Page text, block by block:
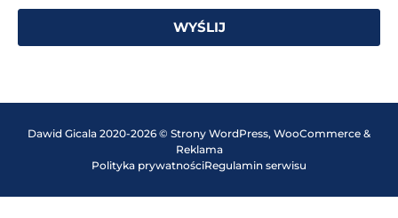
WYŚLIJ
Dawid Gicala 2020-2026 © Strony WordPress, WooCommerce &
Reklama
Polityka prywatnościRegulamin serwisu